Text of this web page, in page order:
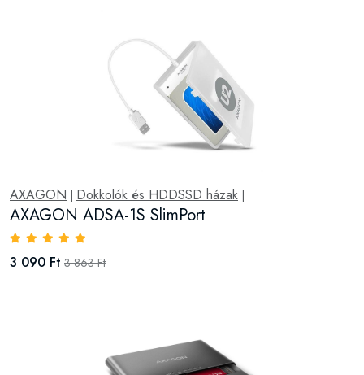
AXAGON Dokkolók és HDDSSD házak
AXAGON ADSA-1S SlimPort
3 090 Ft 3 863 Ft